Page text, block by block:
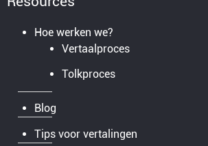
Hoe werken we?
Vertaalproces
Tolkproces
Blog
Tips voor vertalingen